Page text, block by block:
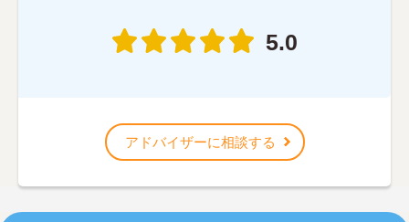
5.0
アドバイザーに相談する